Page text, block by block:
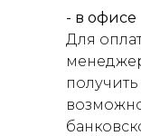
- в офисе
Для